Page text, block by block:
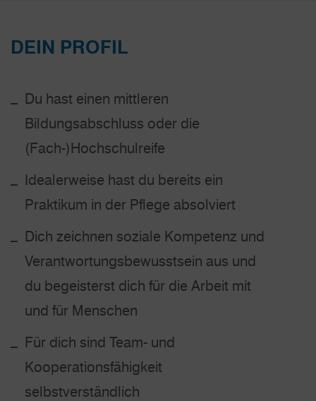
DEIN PROFIL
Du hast einen mittleren
Bildungsabschluss oder die
(Fach-)Hochschulreife
Idealerweise hast du bereits ein
Praktikum in der Pflege absolviert
Dich zeichnen soziale Kompetenz und
Verantwortungsbewusstsein aus und
du begeisterst dich für die Arbeit mit
und für Menschen
Für dich sind Team- und
Kooperationsfähigkeit
selbstverständlich